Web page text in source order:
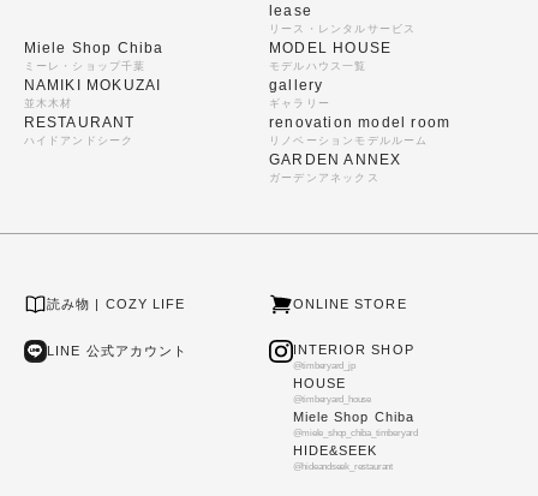
lease
リース・レンタルサービス
Miele Shop Chiba
ミーレ・ショップ千葉
NAMIKI MOKUZAI
並木木材
RESTAURANT
ハイドアンドシーク
MODEL HOUSE
モデルハウス一覧
gallery
ギャラリー
renovation model room
リノベーションモデルルーム
GARDEN ANNEX
ガーデンアネックス
読み物 | COZY LIFE ONLINE STORE
LINE 公式アカウント INTERIOR SHOP
@timberyard_jp
HOUSE
@timberyard_house
Miele Shop Chiba
@miele_shop_chiba_timberyard
HIDE&SEEK
@hideandseek_restaurant